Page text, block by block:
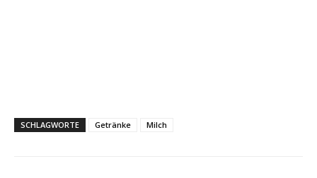
SCHLAGWORTE Getränke Milch